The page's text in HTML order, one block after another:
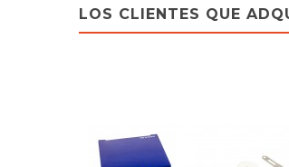
LOS CLIENTES QUE